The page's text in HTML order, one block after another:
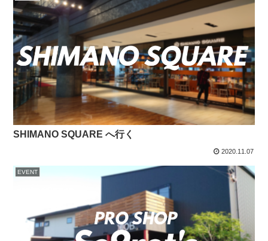
SHIMANO SQUARE へ行く
2020.11.07
EVENT